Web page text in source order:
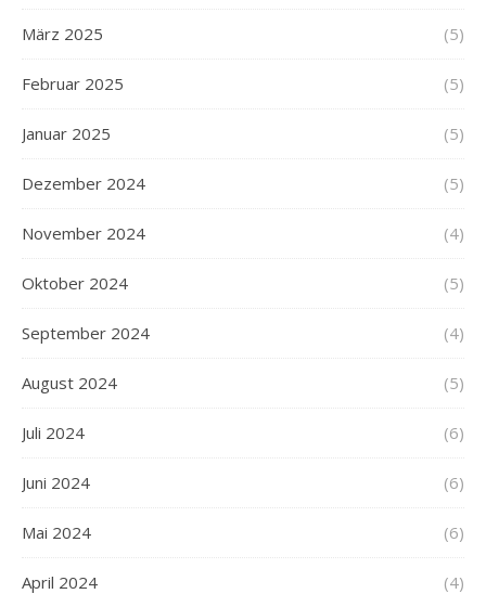
März 2025 (5)
Februar 2025 (5)
Januar 2025 (5)
Dezember 2024 (5)
November 2024 (4)
Oktober 2024 (5)
September 2024 (4)
August 2024 (5)
Juli 2024 (6)
Juni 2024 (6)
Mai 2024 (6)
April 2024 (4)